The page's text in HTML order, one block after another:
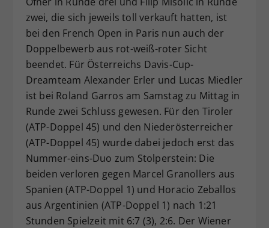
zwei, die sich jeweils toll verkauft hatten, ist
bei den French Open in Paris nun auch der
Doppelbewerb aus rot-weiß-roter Sicht
beendet. Für Österreichs Davis-Cup-
Dreamteam Alexander Erler und Lucas Miedler
ist bei Roland Garros am Samstag zu Mittag in
Runde zwei Schluss gewesen. Für den Tiroler
(ATP-Doppel 45) und den Niederösterreicher
(ATP-Doppel 45) wurde dabei jedoch erst das
Nummer-eins-Duo zum Stolperstein: Die
beiden verloren gegen Marcel Granollers aus
Spanien (ATP-Doppel 1) und Horacio Zeballos
aus Argentinien (ATP-Doppel 1) nach 1:21
Stunden Spielzeit mit 6:7 (3), 2:6. Der Wiener
Zweck
Dieser Wert speichert Ihre Consent-
Einstellungen. Unter anderem eine
zufällig generierte ID, für die
historische Speicherung Ihrer
vorgenommen Einstellungen, falls der
Webseiten-Betreiber dies eingestellt
hat.